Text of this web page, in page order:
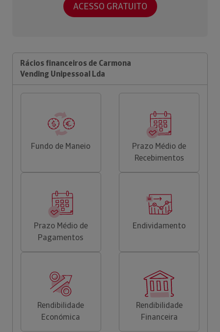
ACESSO GRATUITO
Rácios financeiros de Carmona
Vending Unipessoal Lda
Fundo de Maneio
Prazo Médio de
Recebimentos
Prazo Médio de
Pagamentos
Endividamento
Rendibilidade
Económica
Rendibilidade
Financeira